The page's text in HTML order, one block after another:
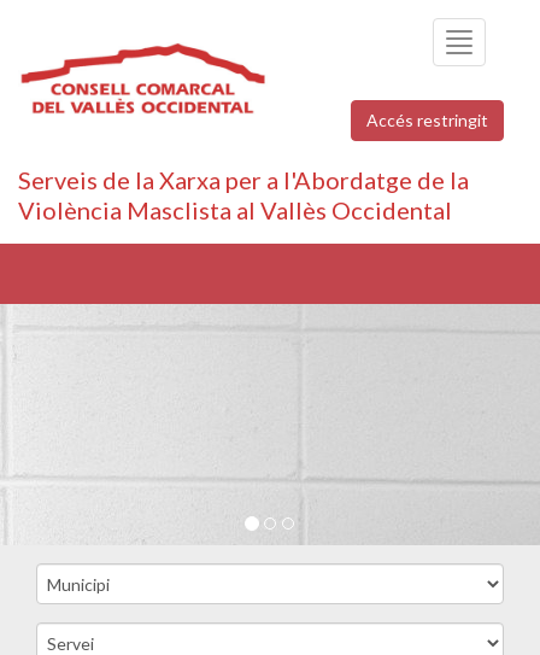
Toggle
navigation
Accés restringit
Serveis de la Xarxa per a l'Abordatge de la
Violència Masclista al Vallès Occidental